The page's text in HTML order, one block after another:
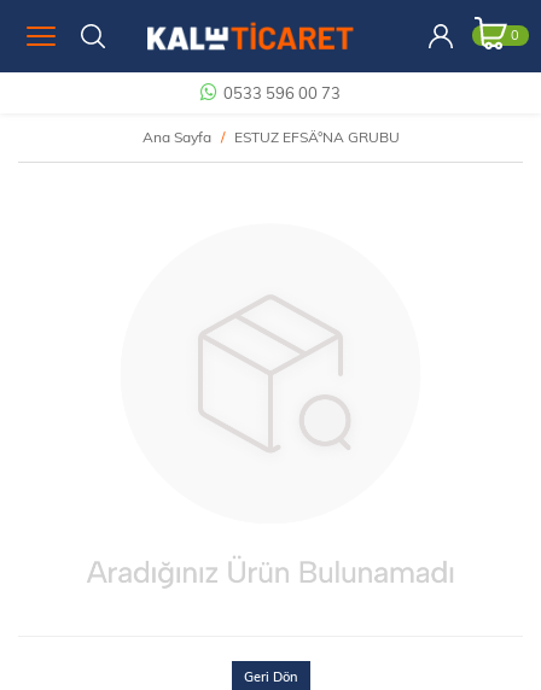
0
0533 596 00 73
Ana Sayfa ESTUZ EFSÄ°NA GRUBU
Geri Dön